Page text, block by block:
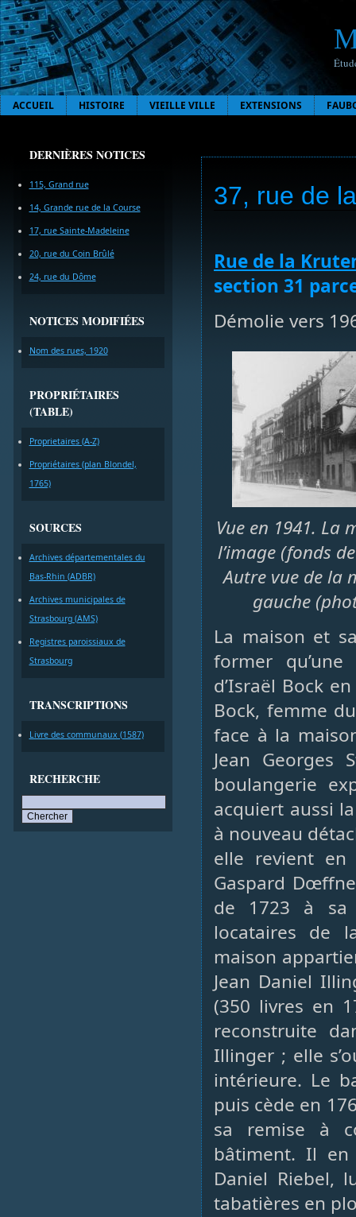
ACCUEIL HISTOIRE VIEILLE VILLE EXTENSIONS
DERNIÈRES NOTICES
115, Grand rue
14, Grande rue de la Course
17, rue Sainte-Madeleine
20, rue du Coin Brûlé
24, rue du Dôme
NOTICES MODIFIÉES
Nom des rues, 1920
PROPRIÉTAIRES
(TABLE)
Proprietaires (A-Z)
Propriétaires (plan Blondel,
1765)
SOURCES
Archives départementales du
Bas-Rhin (ADBR)
Archives municipales de
Strasbourg (AMS)
Registres paroissiaux de
Strasbourg
TRANSCRIPTIONS
Livre des communaux (1587)
RECHERCHE
37, rue de
Rue de la
section 31
Démolie vers
Vue en 1941. La
l’image (fonds
Autre vue de la
gauche
La maison et
former
d’Israël Bock
Bock, femme
face à la
Jean Georges
boulangerie
acquiert aussi
à nouveau
elle revient en
Gaspard
de 1723 à sa
locataires de
maison
Jean Daniel
(350 livres en
reconstruite
Illinger ; elle
intérieure. Le
puis cède en
sa remise à
bâtiment. Il en
Daniel Riebel,
tabatières en